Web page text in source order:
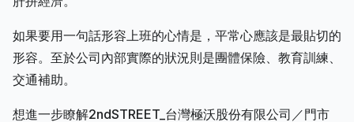
如果要用一句話形容上班的心情是，平常心應該是最貼切的
形容。至於公司內部實際的狀況則是團體保險、教育訓練、
交通補助。
想進一步瞭解2ndSTREET_台灣極沃股份有限公司／門市